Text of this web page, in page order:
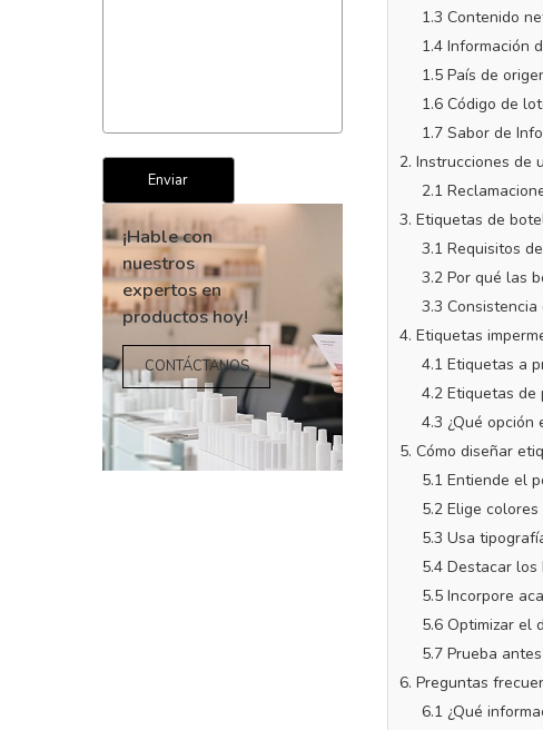
1.3 Contenido
1.4 Información
1.5 País de
1.6 Código de
1.7 Sabor de
2. Instrucciones de
2.1
3. Etiquetas de
3.1 Requisitos
3.2 Por qué las
3.3
4. Etiquetas
4.1 Etiquetas a
4.2 Etiquetas
4.3 ¿Qué opción
5. Cómo diseñar
5.1 Entiende el
5.2 Elige
5.3 Usa
5.4 Destacar
5.5 Incorpore
5.6 Optimizar el
5.7 Prueba
6. Preguntas
6.1 ¿Qué
¡Hable con
nuestros
expertos en
productos hoy!
CONTÁCTANOS